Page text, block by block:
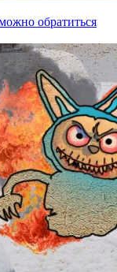
обратиться